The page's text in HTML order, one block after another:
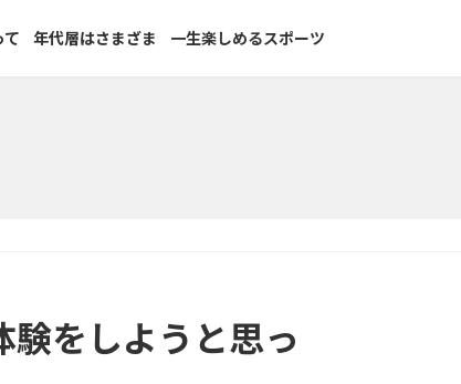
て 年代層はさまざま 一生楽しめるスポーツ
験をしようと思っ